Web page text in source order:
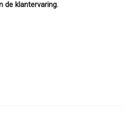
de klantervaring.